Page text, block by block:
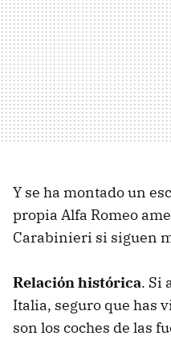
Y se ha montado un
propia Alfa Romeo
Carabinieri si siguen
Relación histórica. Si
Italia, seguro que has
son los coches de las